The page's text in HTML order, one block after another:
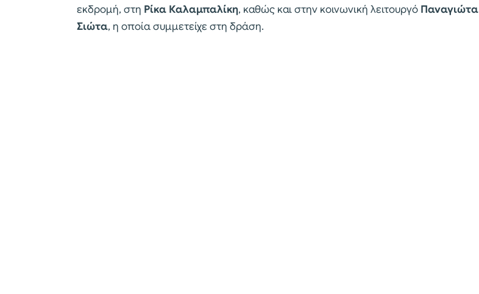
εκδρομή, στη Ρίκα Καλαμπαλίκη, καθώς και στην κοινωνική λειτουργό Παναγιώτα
Σιώτα, η οποία συμμετείχε στη δράση.